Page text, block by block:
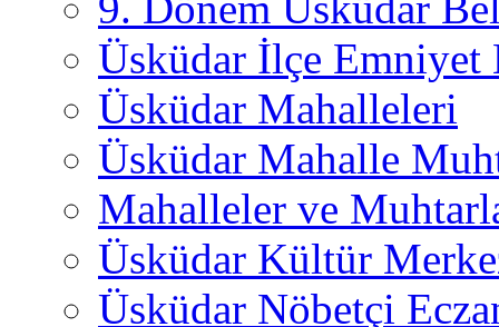
Üsküdar İlçe
Üsküdar Mahalleleri
Üsküdar Mahalle
Mahalleler ve
Üsküdar Kültür
Üsküdar Nöbetçi